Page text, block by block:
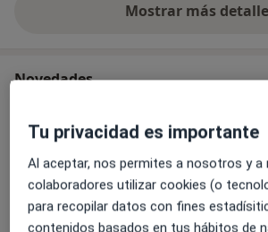
Mostrar mássobre la
Novedades
Avenida Diagonal 62, Barcelona
Algunos problemas
estrechamente relacionados
incomodidad que generan
como los espacios públicos, lo
Tu privacidad es importante
Al aceptar, nos permites a nosotros y a
colaboradores utilizar cookies (o
para recopilar datos con fines
contenidos basados en tus hábitos de